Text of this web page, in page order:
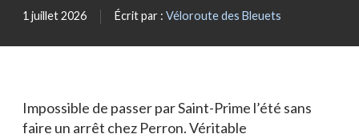
Blogue
1 juillet 2026 Écrit par : Véloroute des Bleuets
Impossible de passer par Saint-Prime l’été sans
faire un arrêt chez Perron. Véritable